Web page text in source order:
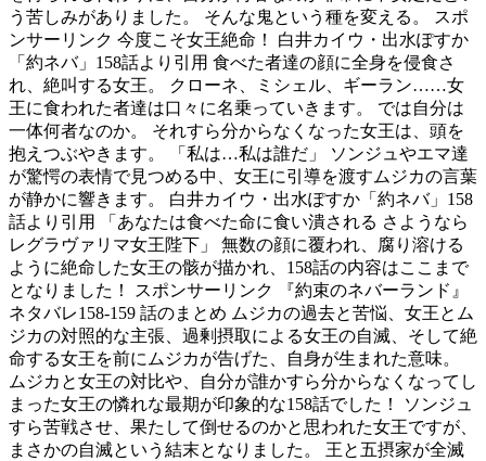
う苦しみがありました。 そんな鬼という種を変える。 スポ
ンサーリンク 今度こそ女王絶命！ 白井カイウ・出水ぽすか
「約ネバ」158話より引用 食べた者達の顔に全身を侵食さ
れ、絶叫する女王。 クローネ、ミシェル、ギーラン……女
王に食われた者達は口々に名乗っていきます。 では自分は
一体何者なのか。 それすら分からなくなった女王は、頭を
抱えつぶやきます。 「私は…私は誰だ」 ソンジュやエマ達
が驚愕の表情で見つめる中、女王に引導を渡すムジカの言葉
が静かに響きます。 白井カイウ・出水ぽすか「約ネバ」158
話より引用 「あなたは食べた命に食い潰される さようなら
レグラヴァリマ女王陛下」 無数の顔に覆われ、腐り溶ける
ように絶命した女王の骸が描かれ、158話の内容はここまで
となりました！ スポンサーリンク 『約束のネバーランド』
ネタバレ158-159 話のまとめ ムジカの過去と苦悩、女王とム
ジカの対照的な主張、過剰摂取による女王の自滅、そして絶
命する女王を前にムジカが告げた、自身が生まれた意味。
ムジカと女王の対比や、自分が誰かすら分からなくなってし
まった女王の憐れな最期が印象的な158話でした！ ソンジュ
すら苦戦させ、果たして倒せるのかと思われた女王ですが、
まさかの自滅という結末となりました。 王と五摂家が全滅